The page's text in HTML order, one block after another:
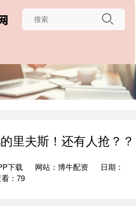
里夫斯！还有人抢？？
下载 网站：博牛配资
日期：
：79